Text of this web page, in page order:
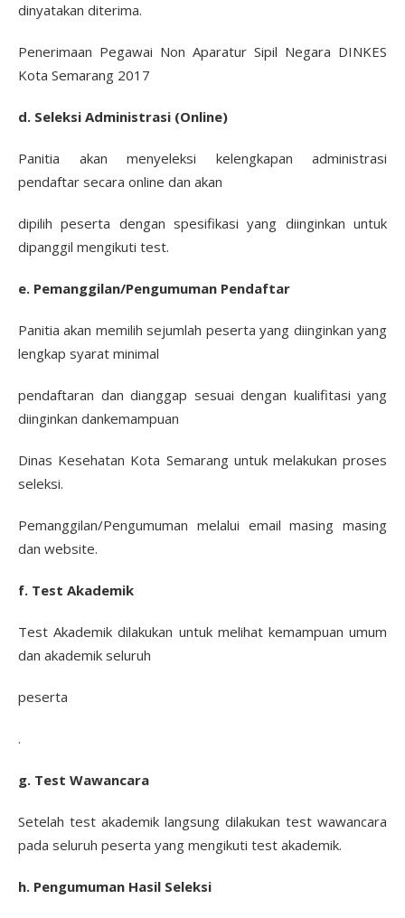
dinyatakan diterima.
Penerimaan Pegawai Non Aparatur Sipil Negara DINKES
Kota Semarang 2017
d. Seleksi Administrasi (Online)
Panitia akan menyeleksi kelengkapan administrasi
pendaftar secara online dan akan
dipilih peserta dengan spesifikasi yang diinginkan untuk
dipanggil mengikuti test.
e. Pemanggilan/Pengumuman Pendaftar
Panitia akan memilih sejumlah peserta yang diinginkan yang
lengkap syarat minimal
pendaftaran dan dianggap sesuai dengan kualifitasi yang
diinginkan dankemampuan
Dinas Kesehatan Kota Semarang untuk melakukan proses
seleksi.
Pemanggilan/Pengumuman melalui email masing masing
dan website.
f. Test Akademik
Test Akademik dilakukan untuk melihat kemampuan umum
dan akademik seluruh
peserta
.
g. Test Wawancara
Setelah test akademik langsung dilakukan test wawancara
pada seluruh peserta yang mengikuti test akademik.
h. Pengumuman Hasil Seleksi